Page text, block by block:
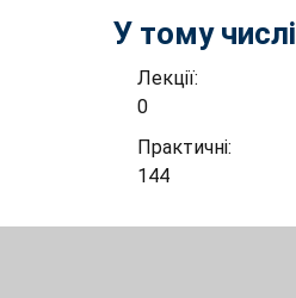
У тому числі
Лекції:
0
Практичні:
144